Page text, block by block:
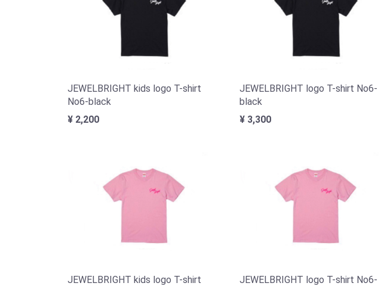
JEWELBRIGHT kids logo T-shirt
No6-black
¥ 2,200
JEWELBRIGHT logo T-shirt No6-
black
¥ 3,300
JEWELBRIGHT kids logo T-shirt
JEWELBRIGHT logo T-shirt No6-